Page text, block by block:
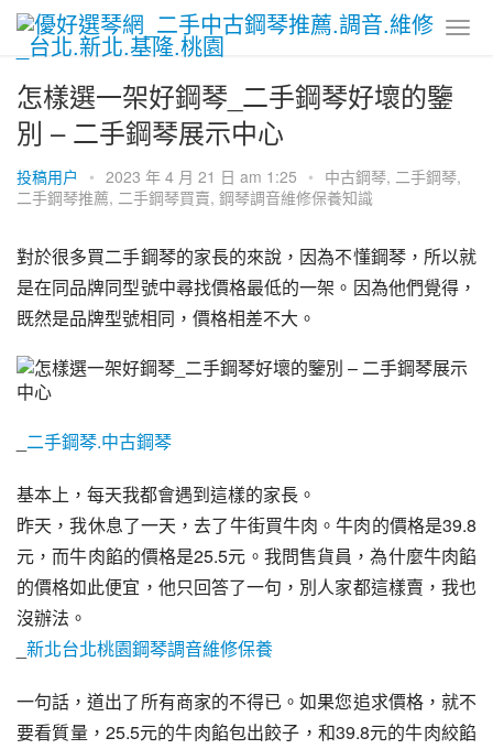
怎樣選一架好鋼琴_二手鋼琴好壞的鑒
別 – 二手鋼琴展示中心
投稿用户 • 2023 年 4 月 21 日 am 1:25 • 中古鋼琴, 二手鋼琴,
二手鋼琴推薦, 二手鋼琴買賣, 鋼琴調音維修保養知識
對於很多買二手鋼琴的家長的來說，因為不懂鋼琴，所以就
是在同品牌同型號中尋找價格最低的一架。因為他們覺得，
既然是品牌型號相同，價格相差不大。
二手鋼琴.中古鋼琴
基本上，每天我都會遇到這樣的家長。
昨天，我休息了一天，去了牛街買牛肉。牛肉的價格是39.8
元，而牛肉餡的價格是25.5元。我問售貨員，為什麼牛肉餡
的價格如此便宜，他只回答了一句，別人家都這樣賣，我也
沒辦法。
新北台北桃園鋼琴調音維修保養
一句話，道出了所有商家的不得已。如果您追求價格，就不
要看質量，25.5元的牛肉餡包出餃子，和39.8元的牛肉絞餡